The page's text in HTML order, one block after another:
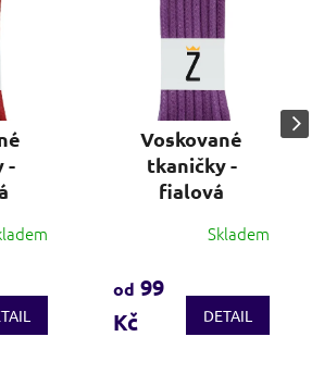
-
Voskované
tkaničky -
fialová
Skladem
od 99
Kč
DETAIL